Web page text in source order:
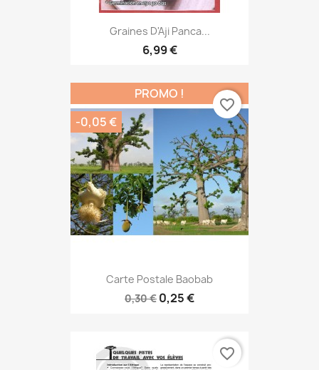
Graines D'Aji Panca...
6,99 €
Carte Postale Baobab
0,30 € 0,25 €
PROMO !
-0,05 €
favorite_border
favorite_border